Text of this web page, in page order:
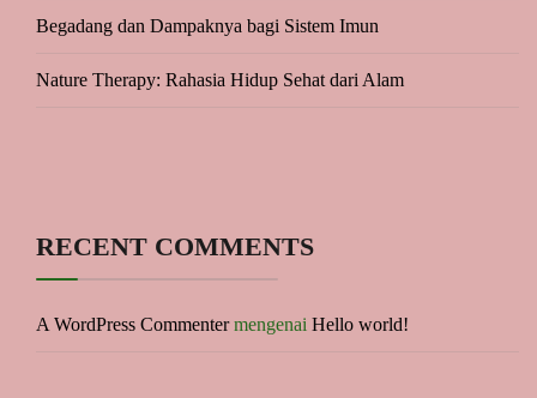
Begadang dan Dampaknya bagi Sistem Imun
Nature Therapy: Rahasia Hidup Sehat dari Alam
RECENT COMMENTS
A WordPress Commentermengenai Hello world!